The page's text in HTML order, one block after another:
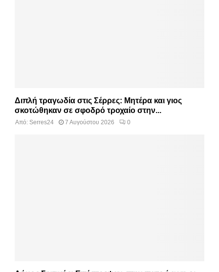
Διπλή τραγωδία στις Σέρρες: Μητέρα και γιος
σκοτώθηκαν σε σφοδρό τροχαίο στην...
Από: Serres24 7 Αυγούστου 2026 0